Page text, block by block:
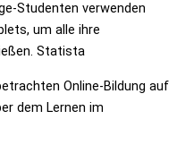
Studenten verwenden
um alle ihre
Statista
Online-Bildung auf
dem Lernen im